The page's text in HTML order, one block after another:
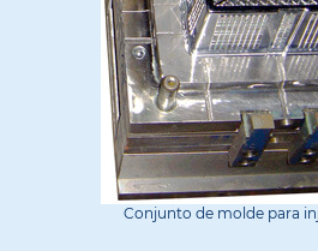
Conjunto de molde para